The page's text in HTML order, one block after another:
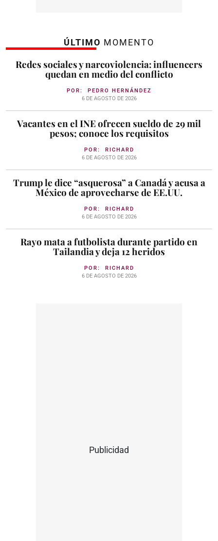
ÚLTIMO MOMENTO
Redes sociales y narcoviolencia: influencers
quedan en medio del conflicto
POR: PEDRO HERNÁNDEZ
6 DE AGOSTO DE 2026
Vacantes en el INE ofrecen sueldo de 29 mil
pesos; conoce los requisitos
POR: RICHARD
6 DE AGOSTO DE 2026
Trump le dice “asquerosa” a Canadá y acusa a
México de aprovecharse de EE.UU.
POR: RICHARD
6 DE AGOSTO DE 2026
Rayo mata a futbolista durante partido en
Tailandia y deja 12 heridos
POR: RICHARD
6 DE AGOSTO DE 2026
Publicidad